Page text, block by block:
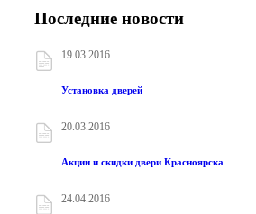
Последние новости
19.03.2016
Установка дверей
20.03.2016
Акции и скидки двери Красноярска
24.04.2016